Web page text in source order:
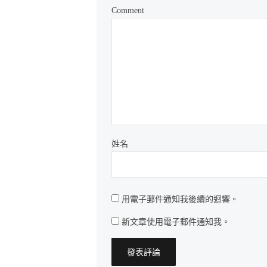
Comment
姓名
用電子郵件通知我後續的迴響。
新文章使用電子郵件通知我。